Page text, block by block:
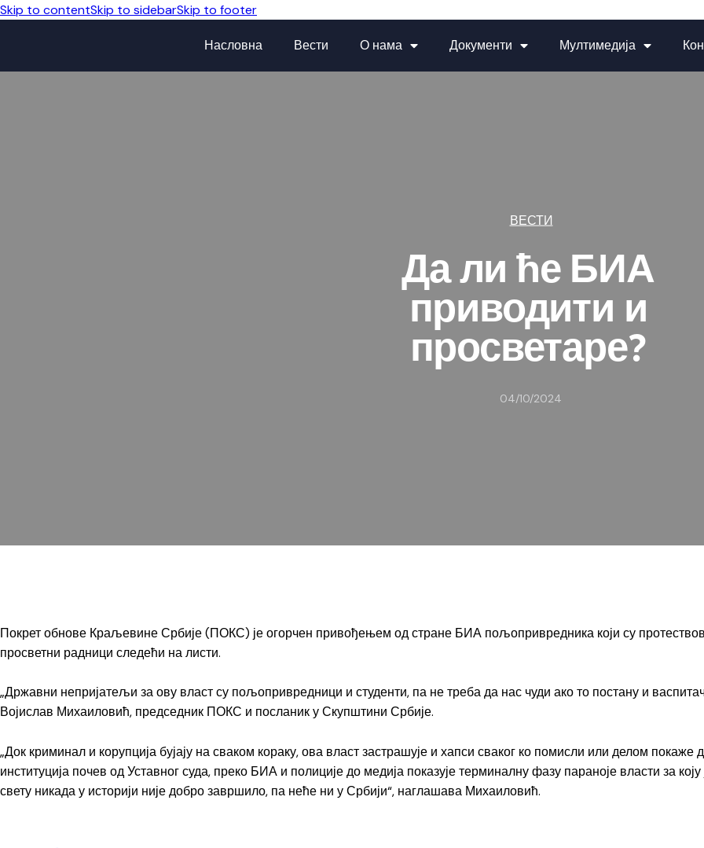
Skip to contentSkip to sidebarSkip to footer
Насловна Вести О нама Документи Мултимедија
ВЕСТИ
Да ли ће БИА
приводити и
просветаре?
04/10/2024
Покрет обнове Краљевине Србије (ПОКС) је огорчен привођењем од стране БИА пољопривредника који су
просветни радници следећи на листи.
„Државни непријатељи за ову власт су пољопривредници и студенти, па не треба да нас чуди ако то постану и
Војислав Михаиловић, председник ПОКС и посланик у Скупштини Србије.
„Док криминал и корупција бујају на сваком кораку, ова власт застрашује и хапси сваког ко помисли или делом
институција почев од Уставног суда, преко БИА и полиције до медија показује терминалну фазу параноје власти за
свету никада у историји није добро завршило, па неће ни у Србији“, наглашава Михаиловић.